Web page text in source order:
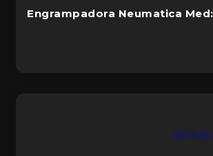
Engrampadora Neumatica
ARCO DE